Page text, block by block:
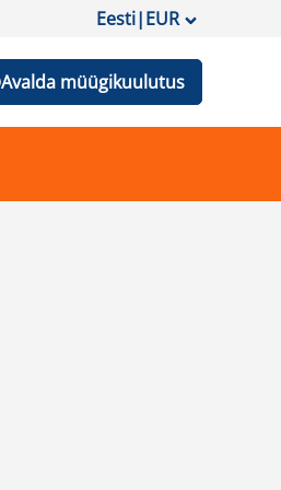
Eesti|EUR
Avalda müügikuulutus